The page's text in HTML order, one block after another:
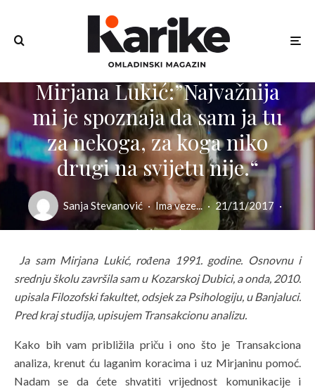
Mirjana Lukić:”Najvažnija
mi je spoznaja da sam ja tu
za nekoga, za koga niko
drugi na svijetu nije.“
Sanja Stevanović · Ima veze... · 21/11/2017 ·
6 min read
Ja sam Mirjana Lukić, rođena 1991. godine. Osnovnu i
srednju školu završila sam u Kozarskoj Dubici, a onda, 2010.
upisala Filozofski fakultet, odsjek za Psihologiju, u Banjaluci.
Pred kraj studija, upisujem Transakcionu analizu.
Kako bih vam približila priču i ono što je Transakciona
analiza, krenut ću laganim koracima i uz Mirjaninu pomoć.
Nadam se da ćete shvatiti vrijednost komunikacije i